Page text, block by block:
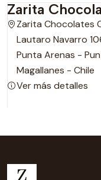
Zarita
Zarita Chocolates
Lautaro Navarro
Punta Arenas -
Magallanes - Chile
Ver más detalles